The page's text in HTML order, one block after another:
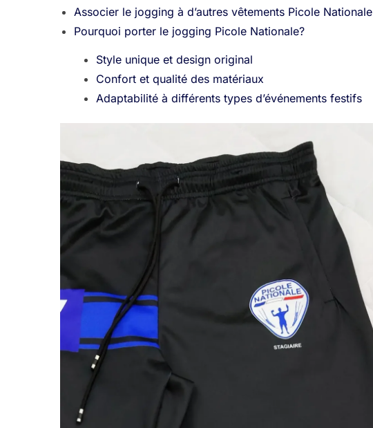
Associer le jogging à d’autres vêtements Picole Nationale
Pourquoi porter le jogging Picole Nationale?
Style unique et design original
Confort et qualité des matériaux
Adaptabilité à différents types d’événements festifs